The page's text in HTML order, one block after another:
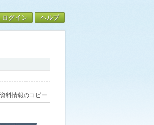
ログイン ヘルプ
資料情報のコピー